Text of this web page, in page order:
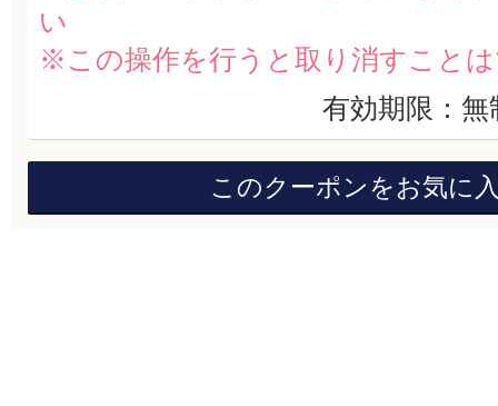
い
※この操作を行うと取り消すこと
有効期限：無
このクーポンをお気に